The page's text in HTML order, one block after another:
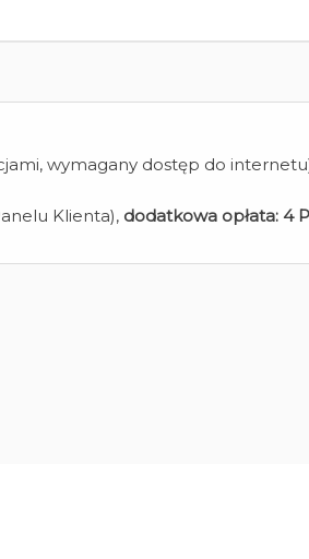
wymagany dostęp do
Klienta), dodatkowa opłata: 4